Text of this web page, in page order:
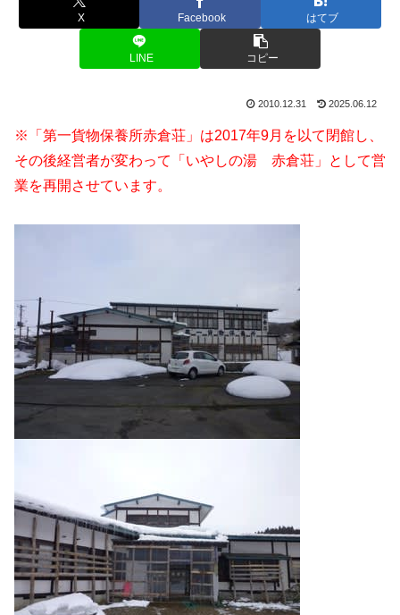
X Facebook はてブ
LINE コピー
2010.12.31 2025.06.12
※「第一貨物保養所赤倉荘」は2017年9月を以て閉館し、
その後経営者が変わって「いやしの湯 赤倉荘」として営
業を再開させています。